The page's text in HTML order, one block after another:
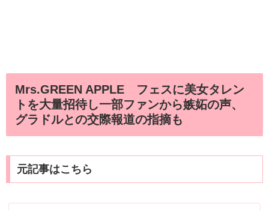
Mrs.GREEN APPLE フェスに美女タレン
トを大量招待し一部ファンから嫉妬の声、
グラドルとの交際報道の指摘も
元記事はこちら